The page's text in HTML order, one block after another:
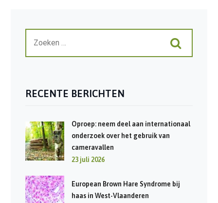
RECENTE BERICHTEN
Oproep: neem deel aan internationaal
onderzoek over het gebruik van
cameravallen
23 juli 2026
European Brown Hare Syndrome bij
haas in West-Vlaanderen